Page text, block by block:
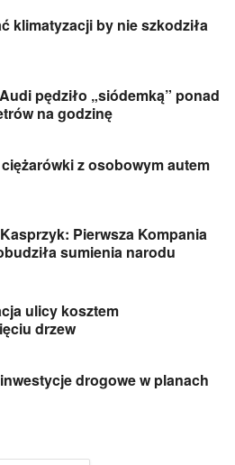
klimatyzacji by nie szkodziła
pędziło „siódemką” ponad
na godzinę
z osobowym autem
Pierwsza Kompania
sumienia narodu
ulicy kosztem
drzew
drogowe w planach